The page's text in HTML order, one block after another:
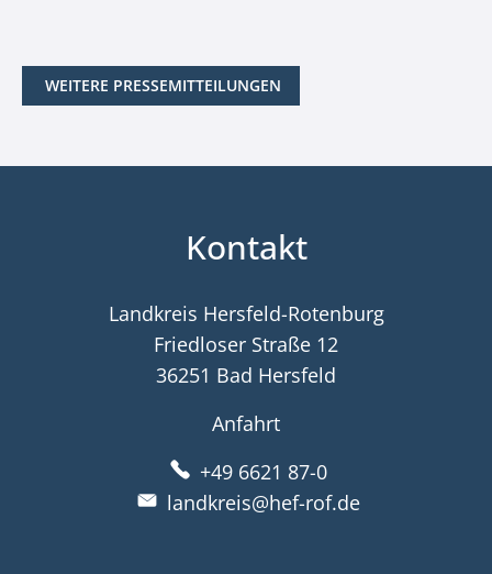
WEITERE PRESSEMITTEILUNGEN
Kontakt
Landkreis Hersfeld-Rotenburg
Friedloser Straße 12
36251 Bad Hersfeld
Anfahrt
+49 6621 87-0
landkreis@hef-rof.de